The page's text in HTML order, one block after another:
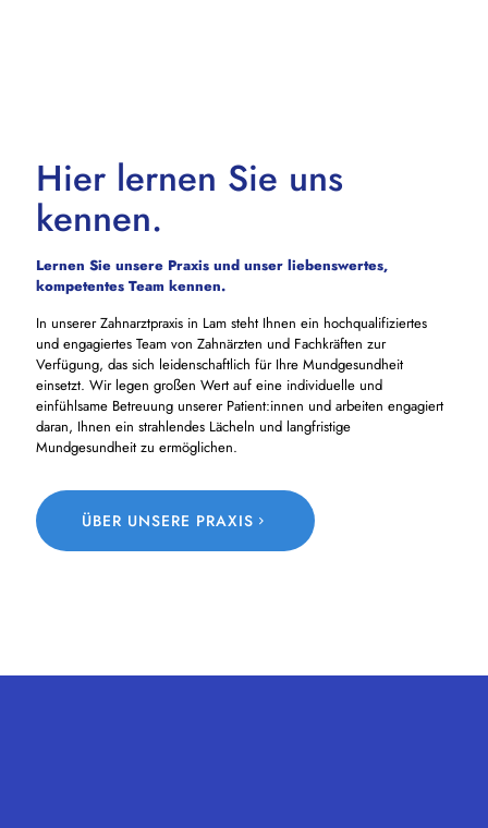
Hier lernen Sie uns
kennen.
Lernen Sie unsere Praxis und unser liebenswertes,
kompetentes Team kennen.
In unserer Zahnarztpraxis in Lam steht Ihnen ein hochqualifiziertes
und engagiertes Team von Zahnärzten und Fachkräften zur
Verfügung, das sich leidenschaftlich für Ihre Mundgesundheit
einsetzt. Wir legen großen Wert auf eine individuelle und
einfühlsame Betreuung unserer Patient:innen und arbeiten engagiert
daran, Ihnen ein strahlendes Lächeln und langfristige
Mundgesundheit zu ermöglichen.
ÜBER UNSERE PRAXIS